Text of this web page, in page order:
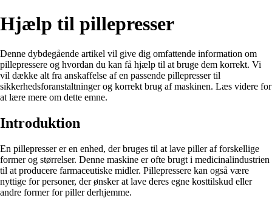
Hjælp til pillepresser
Denne dybdegående artikel vil give dig omfattende information om
pillepressere og hvordan du kan få hjælp til at bruge dem korrekt. Vi
vil dække alt fra anskaffelse af en passende pillepresser til
sikkerhedsforanstaltninger og korrekt brug af maskinen. Læs videre for
at lære mere om dette emne.
Introduktion
En pillepresser er en enhed, der bruges til at lave piller af forskellige
former og størrelser. Denne maskine er ofte brugt i medicinalindustrien
til at producere farmaceutiske midler. Pillepressere kan også være
nyttige for personer, der ønsker at lave deres egne kosttilskud eller
andre former for piller derhjemme.